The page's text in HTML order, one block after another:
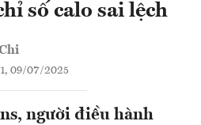
số calo sai lệch
09/07/2025
người điều hành